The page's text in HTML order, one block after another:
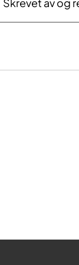
Skrevet av og